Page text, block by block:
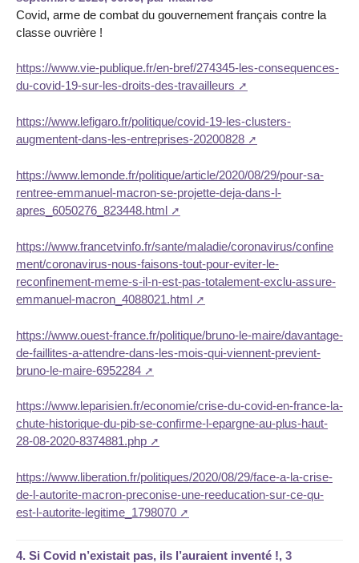
Covid, arme de combat du gouvernement français contre la
classe ouvrière !
https://www.vie-publique.fr/en-bref/274345-les-consequences-
du-covid-19-sur-les-droits-des-travailleurs
https://www.lefigaro.fr/politique/covid-19-les-clusters-
augmentent-dans-les-entreprises-20200828
https://www.lemonde.fr/politique/article/2020/08/29/pour-sa-
rentree-emmanuel-macron-se-projette-deja-dans-l-
apres_6050276_823448.html
https://www.francetvinfo.fr/sante/maladie/coronavirus/confine
ment/coronavirus-nous-faisons-tout-pour-eviter-le-
reconfinement-meme-s-il-n-est-pas-totalement-exclu-assure-
emmanuel-macron_4088021.html
https://www.ouest-france.fr/politique/bruno-le-maire/davantage-
de-faillites-a-attendre-dans-les-mois-qui-viennent-previent-
bruno-le-maire-6952284
https://www.leparisien.fr/economie/crise-du-covid-en-france-la-
chute-historique-du-pib-se-confirme-l-epargne-au-plus-haut-
28-08-2020-8374881.php
https://www.liberation.fr/politiques/2020/08/29/face-a-la-crise-
de-l-autorite-macron-preconise-une-reeducation-sur-ce-qu-
est-l-autorite-legitime_1798070
4. Si Covid n’existait pas, ils l’auraient inventé !, 3